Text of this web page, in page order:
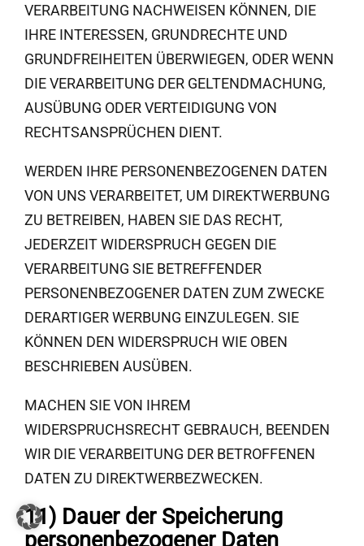
VERARBEITUNG NACHWEISEN KÖNNEN, DIE
IHRE INTERESSEN, GRUNDRECHTE UND
GRUNDFREIHEITEN ÜBERWIEGEN, ODER WENN
DIE VERARBEITUNG DER GELTENDMACHUNG,
AUSÜBUNG ODER VERTEIDIGUNG VON
RECHTSANSPRÜCHEN DIENT.
WERDEN IHRE PERSONENBEZOGENEN DATEN
VON UNS VERARBEITET, UM DIREKTWERBUNG
ZU BETREIBEN, HABEN SIE DAS RECHT,
JEDERZEIT WIDERSPRUCH GEGEN DIE
VERARBEITUNG SIE BETREFFENDER
PERSONENBEZOGENER DATEN ZUM ZWECKE
DERARTIGER WERBUNG EINZULEGEN. SIE
KÖNNEN DEN WIDERSPRUCH WIE OBEN
BESCHRIEBEN AUSÜBEN.
MACHEN SIE VON IHREM
WIDERSPRUCHSRECHT GEBRAUCH, BEENDEN
WIR DIE VERARBEITUNG DER BETROFFENEN
DATEN ZU DIREKTWERBEZWECKEN.
11) Dauer der Speicherung
personenbezogener Daten